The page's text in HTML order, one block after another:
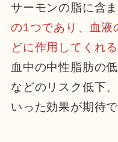
サーモンの脂に含
の1つであり、血液
どに作用してくれ
血中の中性脂肪の
などのリスク低下
いった効果が期待で